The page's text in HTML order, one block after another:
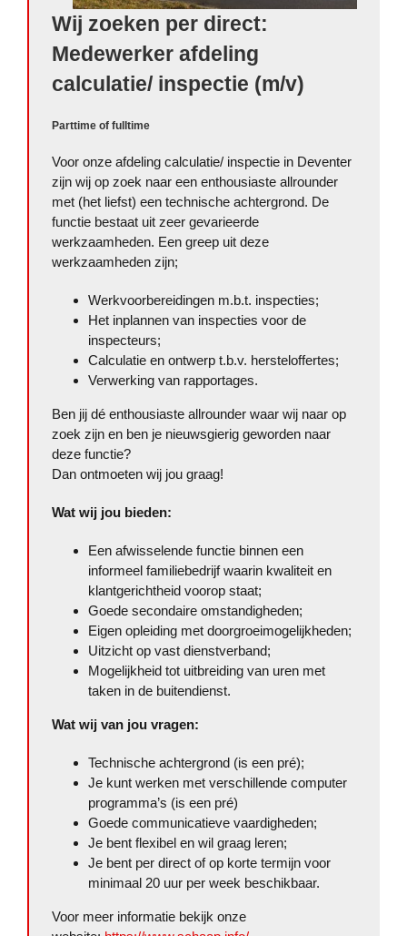
Wij zoeken per direct:
Medewerker afdeling
calculatie/ inspectie (m/v)
Parttime of fulltime
Voor onze afdeling calculatie/ inspectie in Deventer
zijn wij op zoek naar een enthousiaste allrounder
met (het liefst) een technische achtergrond. De
functie bestaat uit zeer gevarieerde
werkzaamheden. Een greep uit deze
werkzaamheden zijn;
Werkvoorbereidingen m.b.t. inspecties;
Het inplannen van inspecties voor de
inspecteurs;
Calculatie en ontwerp t.b.v. hersteloffertes;
Verwerking van rapportages.
Ben jij dé enthousiaste allrounder waar wij naar op
zoek zijn en ben je nieuwsgierig geworden naar
deze functie?
Dan ontmoeten wij jou graag!
Wat wij jou bieden:
Een afwisselende functie binnen een
informeel familiebedrijf waarin kwaliteit en
klantgerichtheid voorop staat;
Goede secondaire omstandigheden;
Eigen opleiding met doorgroeimogelijkheden;
Uitzicht op vast dienstverband;
Mogelijkheid tot uitbreiding van uren met
taken in de buitendienst.
Wat wij van jou vragen:
Technische achtergrond (is een pré);
Je kunt werken met verschillende computer
programma’s (is een pré)
Goede communicatieve vaardigheden;
Je bent flexibel en wil graag leren;
Je bent per direct of op korte termijn voor
minimaal 20 uur per week beschikbaar.
Voor meer informatie bekijk onze